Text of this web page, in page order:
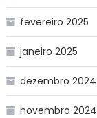
fevereiro 2025
janeiro 2025
dezembro 2024
novembro 2024